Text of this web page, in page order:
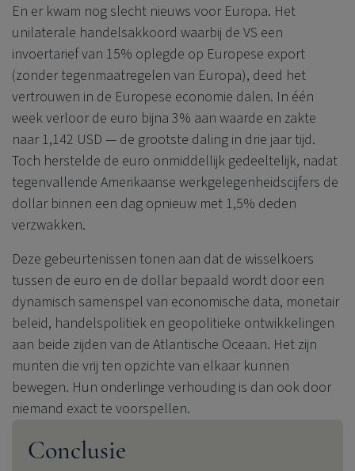
En er kwam nog slecht nieuws voor Europa. Het
unilaterale handelsakkoord waarbij de VS een
invoertarief van 15% oplegde op Europese export
(zonder tegenmaatregelen van Europa), deed het
vertrouwen in de Europese economie dalen. In één
week verloor de euro bijna 3% aan waarde en zakte
naar 1,142 USD — de grootste daling in drie jaar tijd.
Toch herstelde de euro onmiddellijk gedeeltelijk, nadat
tegenvallende Amerikaanse werkgelegenheidscijfers de
dollar binnen een dag opnieuw met 1,5% deden
verzwakken.
Deze gebeurtenissen tonen aan dat de wisselkoers
tussen de euro en de dollar bepaald wordt door een
dynamisch samenspel van economische data, monetair
beleid, handelspolitiek en geopolitieke ontwikkelingen
aan beide zijden van de Atlantische Oceaan. Het zijn
munten die vrij ten opzichte van elkaar kunnen
bewegen. Hun onderlinge verhouding is dan ook door
niemand exact te voorspellen.
Conclusie